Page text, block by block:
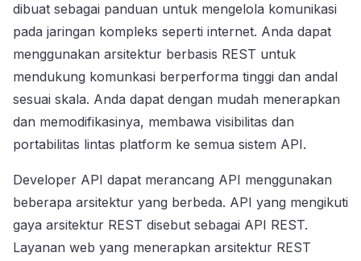
dibuat sebagai panduan untuk mengelola komunikasi
pada jaringan kompleks seperti internet. Anda dapat
menggunakan arsitektur berbasis REST untuk
mendukung komunkasi berperforma tinggi dan andal
sesuai skala. Anda dapat dengan mudah menerapkan
dan memodifikasinya, membawa visibilitas dan
portabilitas lintas platform ke semua sistem API.
Developer API dapat merancang API menggunakan
beberapa arsitektur yang berbeda. API yang mengikuti
gaya arsitektur REST disebut sebagai API REST.
Layanan web yang menerapkan arsitektur REST